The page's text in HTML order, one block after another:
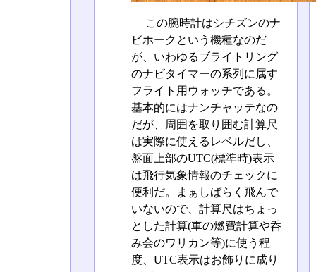
この腕時計はシチズンのナ
ビホークという機種なのだ
が、いわゆるブライトリング
のナビタイマーの系列に属す
フライト用ウォッチである。
基本的にはナンチャッテなの
だが、周囲を取り囲む計算尺
は実際に使えるレベルだし、
盤面上部のUTC(標準時)表示
は飛行気象情報のチェックに
便利だ。まぁしばらく飛んで
いないので、計算尺はちょっ
とした計算(車の燃費計算や呑
み会のワリカン等)に使う程
度、UTC表示はお飾りに成り